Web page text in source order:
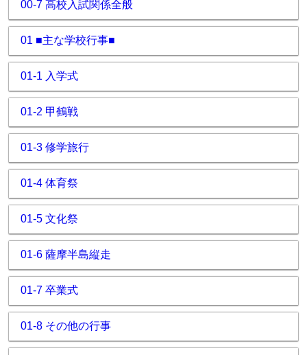
00-7 高校入試関係全般
01 ■主な学校行事■
01-1 入学式
01-2 甲鶴戦
01-3 修学旅行
01-4 体育祭
01-5 文化祭
01-6 薩摩半島縦走
01-7 卒業式
01-8 その他の行事